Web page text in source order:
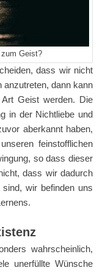
Geist?
dass wir nicht
anzutreten, dann kann
Geist werden. Die
in der Nichtliebe und
aberkannt haben,
feinstofflichen
so dass dieser
dass wir dadurch
wir befinden uns
wahrscheinlich,
unerfüllte Wünsche